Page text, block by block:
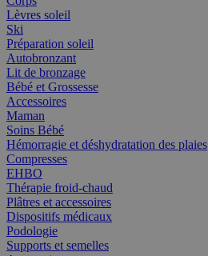
Lèvres soleil
Ski
Préparation soleil
Autobronzant
Lit de bronzage
Bébé et Grossesse
Accessoires
Maman
Soins Bébé
Hémorragie et déshydratation des plaies
Compresses
EHBO
Thérapie froid-chaud
Plâtres et accessoires
Dispositifs médicaux
Podologie
Supports et semelles